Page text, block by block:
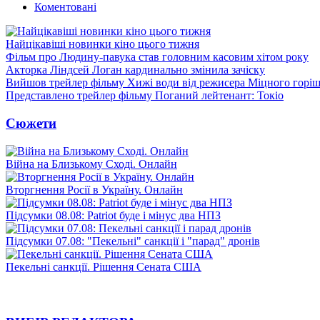
Коментовані
Найцікавіші новинки кіно цього тижня
Фільм про Людину-павука став головним касовим хітом року
Акторка Ліндсей Логан кардинально змінила зачіску
Вийшов трейлер фільму Хижі води від режисера Міцного
Представлено трейлер фільму Поганий лейтенант: Токіо
Сюжети
Війна на Близькому Сході. Онлайн
Вторгнення Росії в Україну. Онлайн
Підсумки 08.08: Patriot буде і мінус два НПЗ
Підсумки 07.08: "Пекельні" санкції і "парад" дронів
Пекельні санкції. Рішення Сената США